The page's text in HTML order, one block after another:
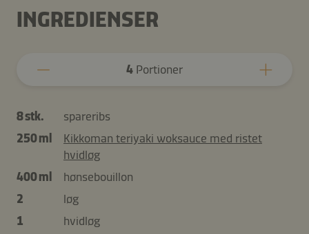
INGREDIENSER
4 Portioner
8 stk.
spareribs
250 ml
Kikkoman teriyaki woksauce med ristet
hvidløg
400 ml
hønsebouillon
2
løg
1
hvidløg